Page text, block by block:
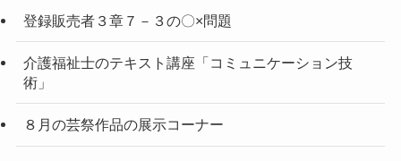
登録販売者３章７－３の〇×問題
介護福祉士のテキスト講座「コミュニケーション技
術」
８月の芸祭作品の展示コーナー